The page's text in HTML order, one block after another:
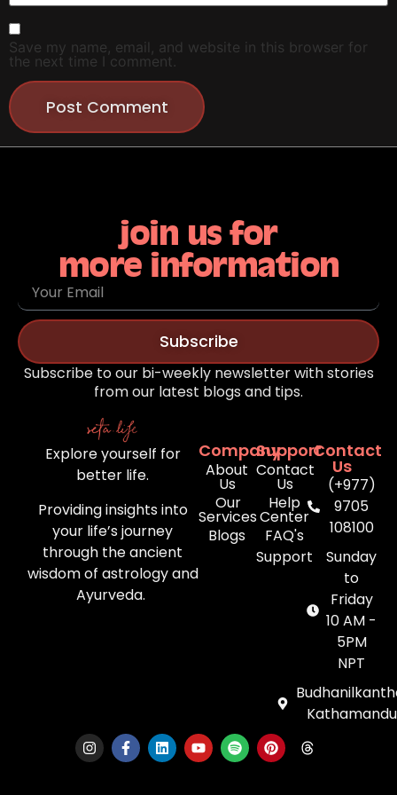
Save my name, email, and website in this browser for
the next time I comment.
join us for
more information
Subscribe
Subscribe to our bi-weekly newsletter with stories
from our latest blogs and tips.
Explore yourself for
better life.
Providing insights into
your life’s journey
through the ancient
wisdom of astrology and
Ayurveda.
Company
About
Us
Our
Services
Blogs
Support
Contact
Us
Help
Center
FAQ's
Support
Contact
Us
(+977)
9705
108100
Sunday
to
Friday
10 AM -
5PM
NPT
Kathamandu